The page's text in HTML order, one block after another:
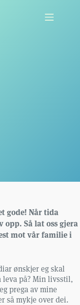
gode! Når tida
Så lat oss gjera
mot vår familie i
ønskjer eg skal
leva på? Min livsstil,
prega av mine
så mykje over dei.